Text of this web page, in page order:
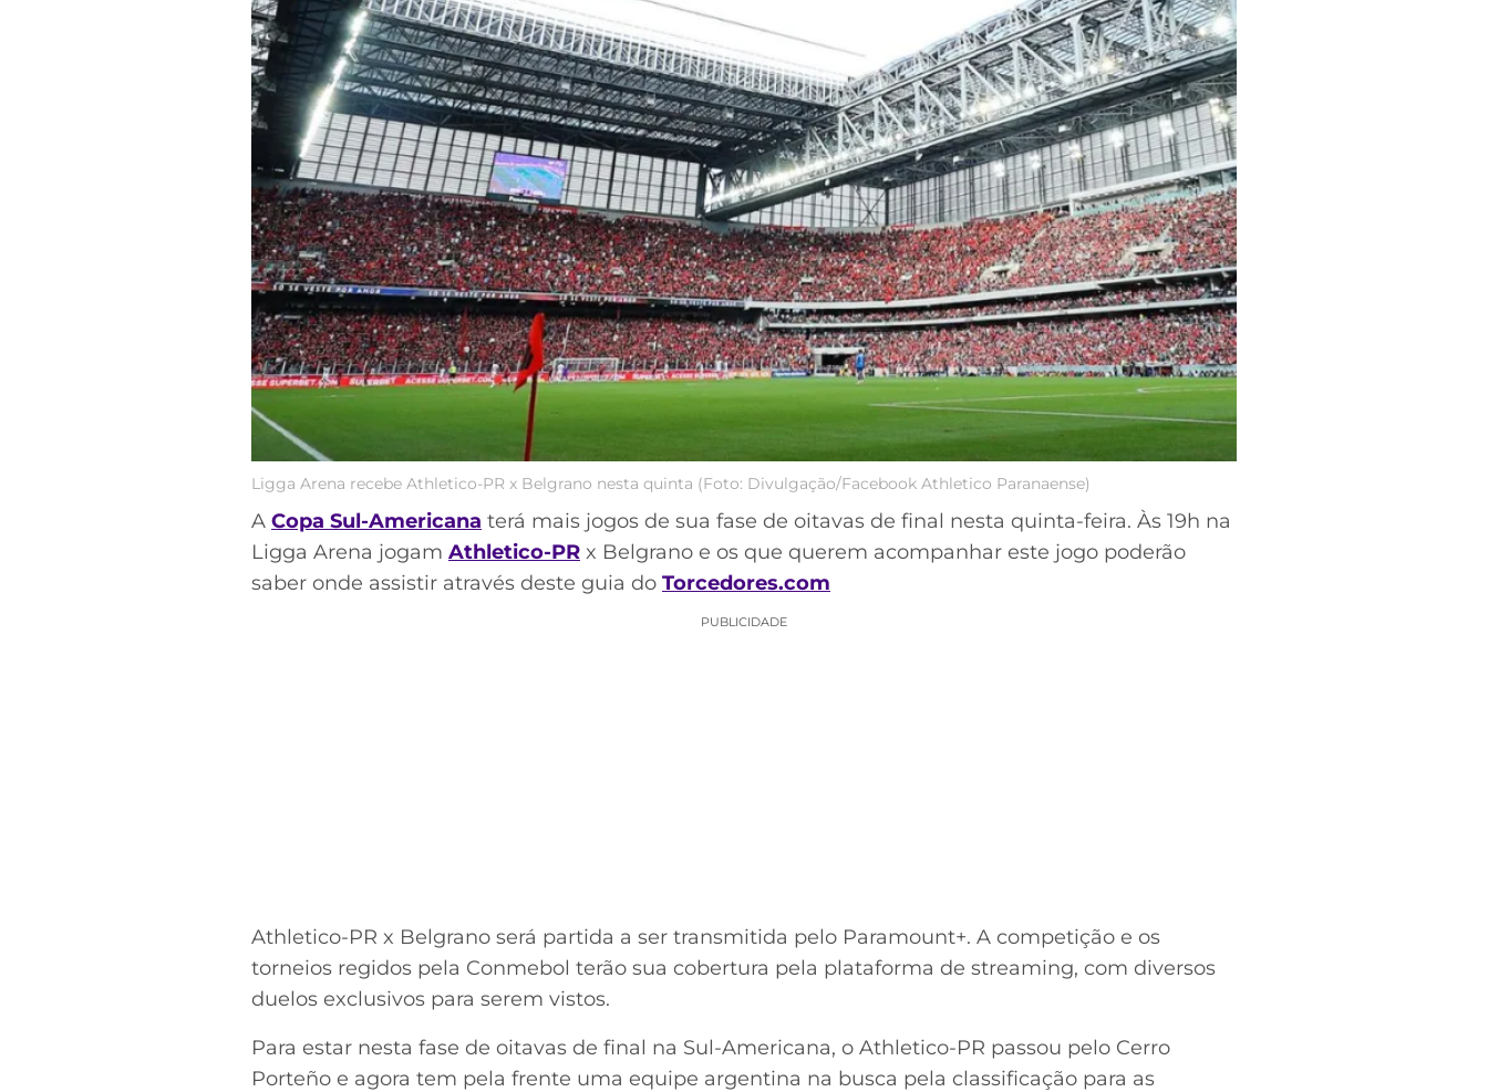
Ligga Arena recebe Athletico-PR x Belgrano nesta quinta (Foto: Divulgação/Facebook Athletico Paranaense)
A Copa Sul-Americana terá mais jogos de sua fase de oitavas de final nesta quinta-feira. Às 19h na
Ligga Arena jogam Athletico-PR x Belgrano e os que querem acompanhar este jogo poderão
saber onde assistir através deste guia do Torcedores.com
PUBLICIDADE
Athletico-PR x Belgrano será partida a ser transmitida pelo Paramount+. A competição e os
torneios regidos pela Conmebol terão sua cobertura pela plataforma de streaming, com diversos
duelos exclusivos para serem vistos.
Para estar nesta fase de oitavas de final na Sul-Americana, o Athletico-PR passou pelo Cerro
Porteño e agora tem pela frente uma equipe argentina na busca pela classificação para as